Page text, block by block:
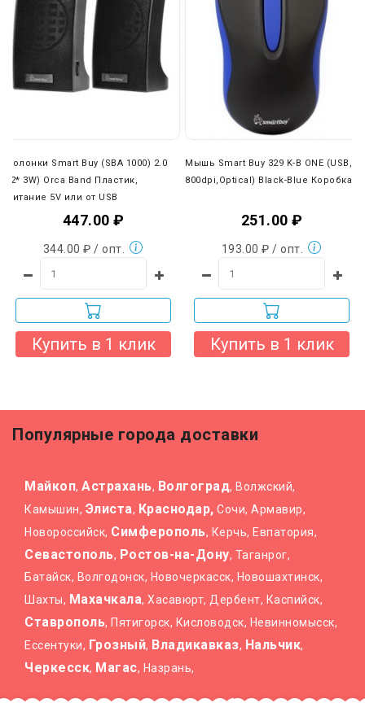
Колонки Smart Buy (SBA 1000) 2.0
(2* 3W) Orca Band Пластик,
питание 5V или от USB
447.00 ₽
344.00 ₽ / опт.
Купить в 1 клик
Мышь Smart Buy 329 K-B ONE (USB,
800dpi,Optical) Black-Blue Коробка
251.00 ₽
193.00 ₽ / опт.
Купить в 1 клик
Популярные города доставки
Майкоп, Астрахань, Волгоград, Волжский,
Камышин, Элиста, Краснодар, Сочи, Армавир,
Новороссийск, Симферополь, Керчь, Евпатория,
Севастополь, Ростов-на-Дону, Таганрог,
Батайск, Волгодонск, Новочеркасск, Новошахтинск,
Шахты, Махачкала, Хасавюрт, Дербент, Каспийск,
Ставрополь, Пятигорск, Кисловодск, Невинномысск,
Ессентуки, Грозный, Владикавказ, Нальчик,
Черкесск, Магас, Назрань,